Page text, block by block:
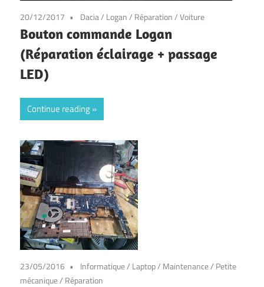
20/12/2017 Dacia/ Logan/ Réparation/Voiture
Bouton commande Logan
(Réparation éclairage + passage
LED)
Continue reading
23/05/2016 Informatique/ Laptop/ Maintenance/ Petite
mécanique/ Réparation